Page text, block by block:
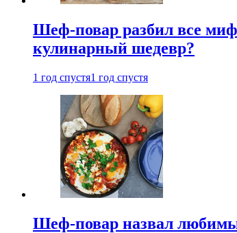
Шеф-повар разбил все
кулинарный шедевр?
1 год спустя1 год спустя
Шеф-повар назвал